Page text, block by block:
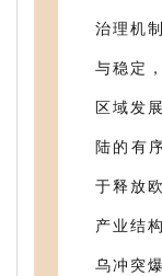
治理机
与稳定
区域发
陆的有
于释放
产业结
乌冲突